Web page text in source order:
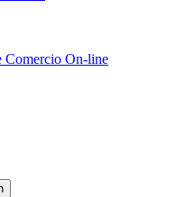
Comercio On-line